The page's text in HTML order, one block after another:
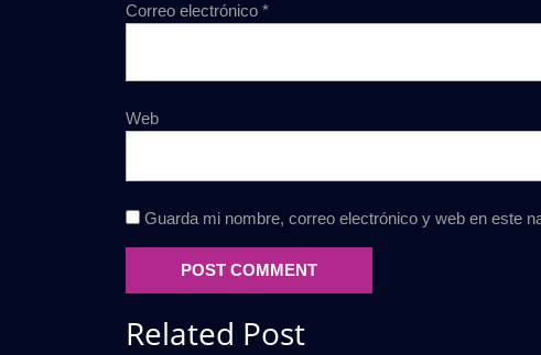
Correo electrónico *
Web
Guarda mi nombre, correo electrónico y web en este
Related Post